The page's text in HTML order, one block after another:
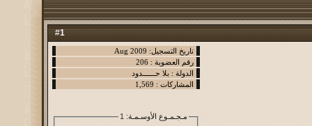
#
1
مـجـمـوع الأوسـمـة: 1